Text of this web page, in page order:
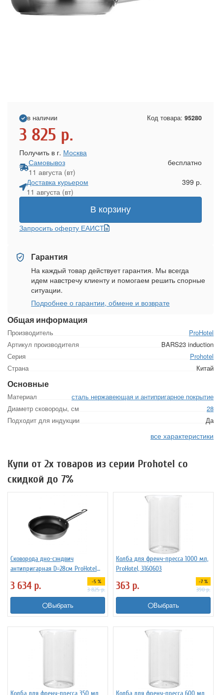
Общая информация
Производитель
ProHotel
Артикул производителя
BARS23 induction
Серия
Prohotel
Страна
Китай
Основные
Материал
сталь нержавеющая и антипригарное покрытие
Диаметр сковороды, см
28
Подходит для индукции
Да
все характеристики
в наличии Код товара: 95280
3 825 р.
Получить в г. Москва
Самовывоз
11 августа (вт)
бесплатно
Доставка курьером
11 августа (вт)
399 р.
В корзину
Запросить оферту ЕАИСТ
Гарантия
На каждый товар действует гарантия. Мы всегда
идем навстречу клиенту и помогаем решить спорные
ситуации.
Подробнее о гарантии, обмене и возврате
Купи от 2х товаров из серии Prohotel со
скидкой до 7%
Сковорода дно-сэндвич
антипригарная D=28см ProHotel
3 634 р. -5 %
3 825р.
Выбрать
Колба для френч-пресса 1000 мл,
ProHotel, 3160603
363 р. -7 %
390р.
Выбрать
Колба для френч-пресса 350 мл, Колба для френч-пресса 600 мл,